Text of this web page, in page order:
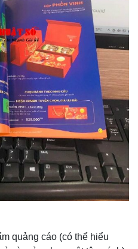
quảng cáo (có thể hiểu